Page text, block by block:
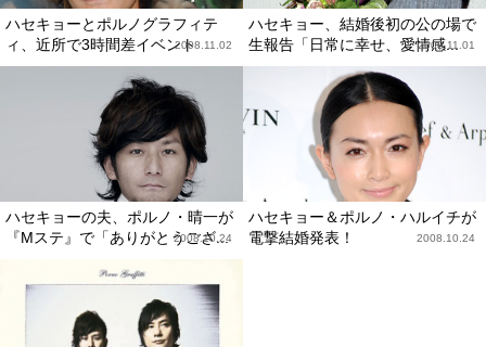
ハセキョーとポルノグラフィテ
ィ、近所で3時間差イベント2008.11.02
ハセキョー、結婚後初の公の場で
生報告「日常に幸せ、愛情感...
2008.11.01
ハセキョーの夫、ポルノ・晴一が
『Mステ』で「ありがとうござ...
2008.10.24
ハセキョー＆ポルノ・ハルイチが
電撃結婚発表！
2008.10.24